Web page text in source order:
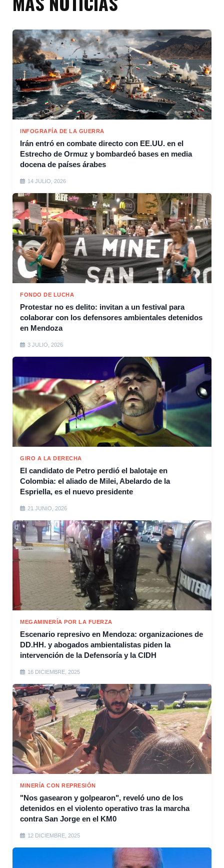
INFOGRAFÍA DE LA GUERRA
Irán entró en combate directo con EE.UU. en el
Estrecho de Ormuz y bombardeó bases en media
docena de países árabes
14 JULIO, 2026
FONDO DE LUCHA
Protestar no es delito: invitan a un festival para
colaborar con los defensores ambientales detenidos
en Mendoza
3 JULIO, 2026
GIRO A LA DERECHA
El candidato de Petro perdió el balotaje en
Colombia: el aliado de Milei, Abelardo de la
Espriella, es el nuevo presidente
21 JUNIO, 2026
MEGAMINERÍA POR LA FUERZA
Escenario represivo en Mendoza: organizaciones de
DD.HH. y abogados ambientalistas piden la
intervención de la Defensoría y la CIDH
16 DICIEMBRE, 2025
MINERÍA CON REPRESIÓN
"Nos gasearon y golpearon", reveló uno de los
detenidos en el violento operativo tras la marcha
contra San Jorge en el KM0
12 DICIEMBRE, 2025